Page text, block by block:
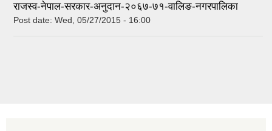
राजस्व-नेपाल-सरकार-अनुदान-२०६७-७१-वालिङ-नगरपालिका
Post date: Wed, 05/27/2015 - 16:00